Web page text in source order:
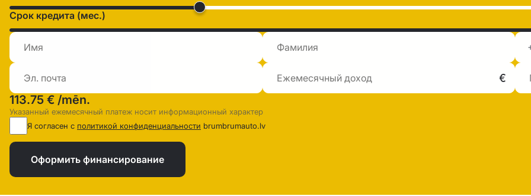
Срок кредита (мес.)
113.75 € /mēn.
Указанный ежемесячный платеж носит информационный характер
Я согласен с политикой конфиденциальности brumbrumauto.lv
Оформить финансирование